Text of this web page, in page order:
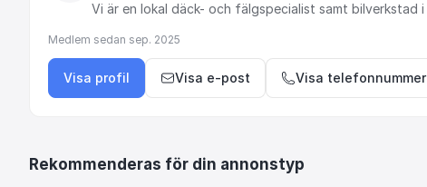
Vi är en lokal däck- och fälgspecialist samt bilverkstad i
Medlem sedan sep. 2025
Visa profil Visa e-post Visa telefonnummer
Rekommenderas för din annonstyp